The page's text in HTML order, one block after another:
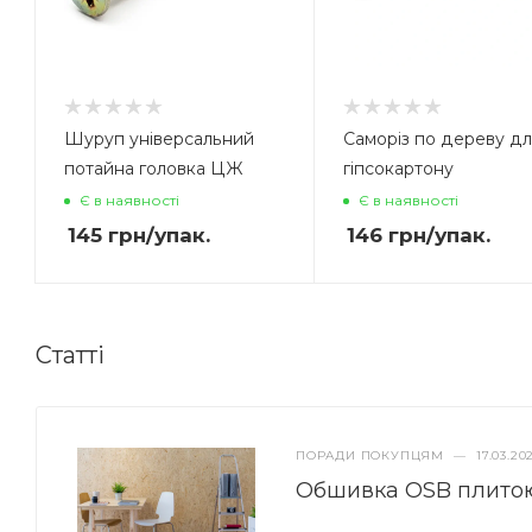
Шуруп універсальний
потайна головка ЦЖ
Є в наявності
145 грн/упак.
Саморіз по дереву
гіпсокартону
Є в наявності
146грн/упак.
Статті
ПОРАДИ ПОКУПЦЯМ —
Обшивка OSB